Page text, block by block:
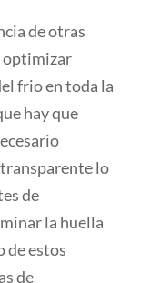
de otras
optimizar
frio en toda la
hay que
lo
de
la huella
de estos
de